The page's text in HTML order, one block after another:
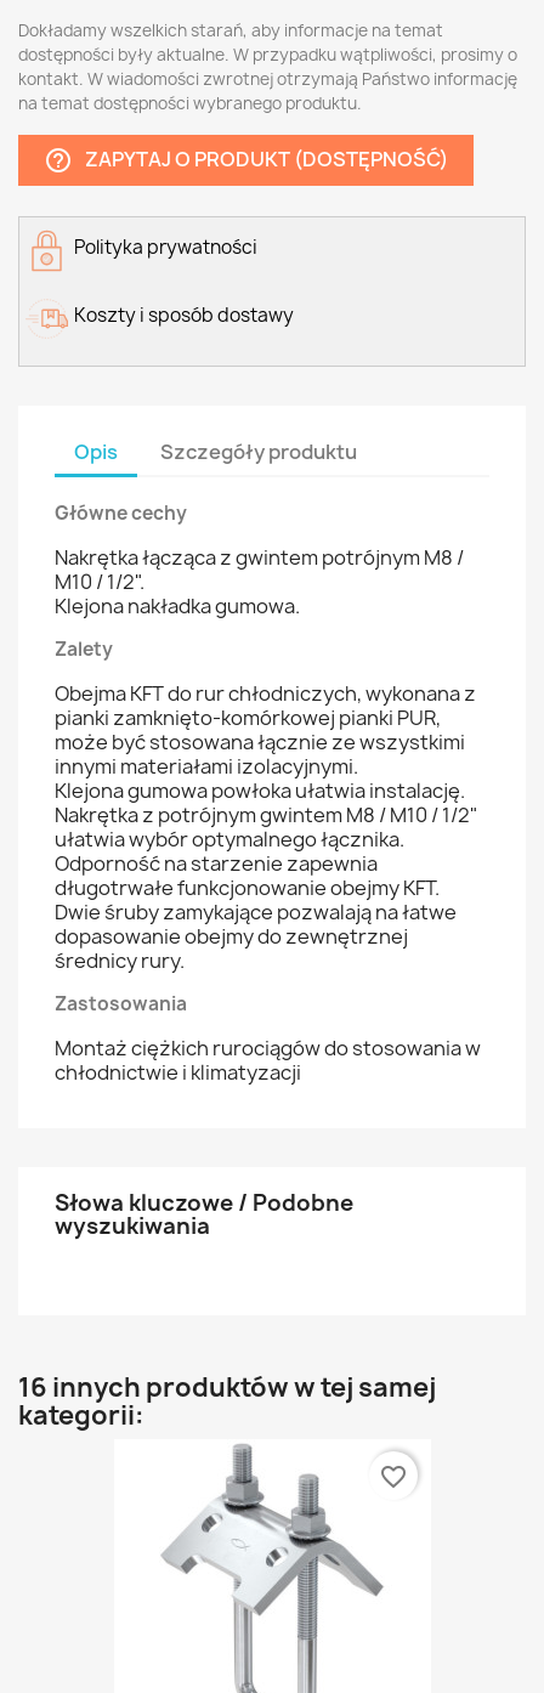
Dokładamy wszelkich starań, aby informacje na temat
dostępności były aktualne. W przypadku wątpliwości, prosimy o
kontakt. W wiadomości zwrotnej otrzymają Państwo informację
na temat dostępności wybranego produktu.
help_outline ZAPYTAJ O PRODUKT (DOSTĘPNOŚĆ)
Polityka prywatności
Koszty i sposób dostawy
Opis Szczegóły produktu
Główne cechy
Nakrętka łącząca z gwintem potrójnym M8 /
M10 / 1/2".
Klejona nakładka gumowa.
Zalety
Obejma KFT do rur chłodniczych, wykonana z
pianki zamknięto-komórkowej pianki PUR,
może być stosowana łącznie ze wszystkimi
innymi materiałami izolacyjnymi.
Klejona gumowa powłoka ułatwia instalację.
Nakrętka z potrójnym gwintem M8 / M10 / 1/2"
ułatwia wybór optymalnego łącznika.
Odporność na starzenie zapewnia
długotrwałe funkcjonowanie obejmy KFT.
Dwie śruby zamykające pozwalają na łatwe
dopasowanie obejmy do zewnętrznej
średnicy rury.
Zastosowania
Montaż ciężkich rurociągów do stosowania w
chłodnictwie i klimatyzacji
Słowa kluczowe / Podobne
wyszukiwania
16 innych produktów w tej samej
kategorii:
favorite_border